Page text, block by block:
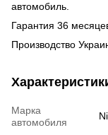
автомобиль.
Гарантия 36
Производство
Марка
автомобиля